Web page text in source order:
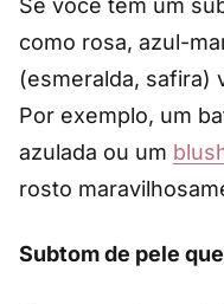
Se você tem um
como rosa, azul-
(esmeralda, safira)
Por exemplo, um
azulada ou um
rosto
Subtom de pele